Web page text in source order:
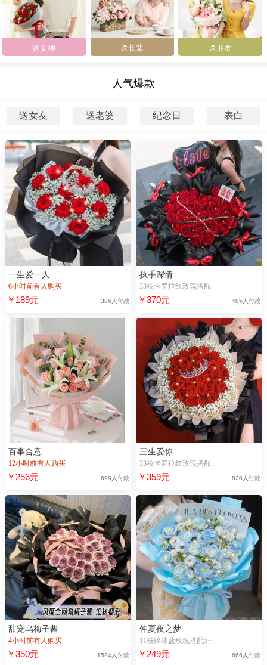
送女神 送长辈 送朋友
人气爆款
送女友 送老婆 纪念日 表白
一生爱一人
6小时前有人购买
￥189元 386人付款
执手深情
33枝卡罗拉红玫瑰搭配··
￥370元 485人付款
百事合意
12小时前有人购买
￥256元 698人付款
三生爱你
33枝卡罗拉红玫瑰搭配··
￥359元 820人付款
甜宠乌梅子酱
4小时前有人购买
￥350元 1524人付款
仲夏夜之梦
11枝碎冰蓝玫瑰搭配5··
￥249元 666人付款